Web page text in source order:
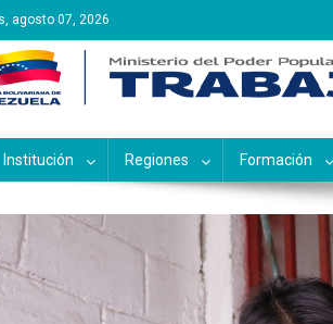
agosto 07, 2026
Nacional de
Institución Regiones Formación